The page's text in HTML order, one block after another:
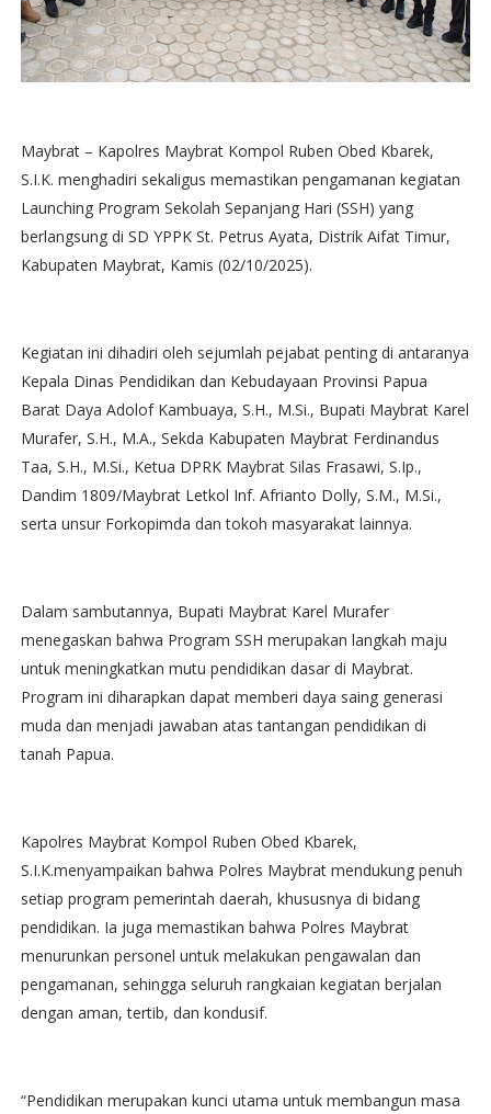
Maybrat – Kapolres Maybrat Kompol Ruben Obed Kbarek,
S.I.K. menghadiri sekaligus memastikan pengamanan kegiatan
Launching Program Sekolah Sepanjang Hari (SSH) yang
berlangsung di SD YPPK St. Petrus Ayata, Distrik Aifat Timur,
Kabupaten Maybrat, Kamis (02/10/2025).
Kegiatan ini dihadiri oleh sejumlah pejabat penting di antaranya
Kepala Dinas Pendidikan dan Kebudayaan Provinsi Papua
Barat Daya Adolof Kambuaya, S.H., M.Si., Bupati Maybrat Karel
Murafer, S.H., M.A., Sekda Kabupaten Maybrat Ferdinandus
Taa, S.H., M.Si., Ketua DPRK Maybrat Silas Frasawi, S.Ip.,
Dandim 1809/Maybrat Letkol Inf. Afrianto Dolly, S.M., M.Si.,
serta unsur Forkopimda dan tokoh masyarakat lainnya.
Dalam sambutannya, Bupati Maybrat Karel Murafer
menegaskan bahwa Program SSH merupakan langkah maju
untuk meningkatkan mutu pendidikan dasar di Maybrat.
Program ini diharapkan dapat memberi daya saing generasi
muda dan menjadi jawaban atas tantangan pendidikan di
tanah Papua.
Kapolres Maybrat Kompol Ruben Obed Kbarek,
S.I.K.menyampaikan bahwa Polres Maybrat mendukung penuh
setiap program pemerintah daerah, khususnya di bidang
pendidikan. Ia juga memastikan bahwa Polres Maybrat
menurunkan personel untuk melakukan pengawalan dan
pengamanan, sehingga seluruh rangkaian kegiatan berjalan
dengan aman, tertib, dan kondusif.
“Pendidikan merupakan kunci utama untuk membangun masa